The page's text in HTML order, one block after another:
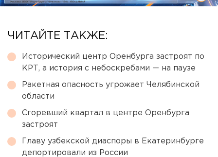
ЧИТАЙТЕ ТАКЖЕ:
Исторический центр Оренбурга застроят по
КРТ, а история с небоскребами — на паузе
Ракетная опасность угрожает Челябинской
области
Сгоревший квартал в центре Оренбурга
застроят
Главу узбекской диаспоры в Екатеринбурге
депортировали из России